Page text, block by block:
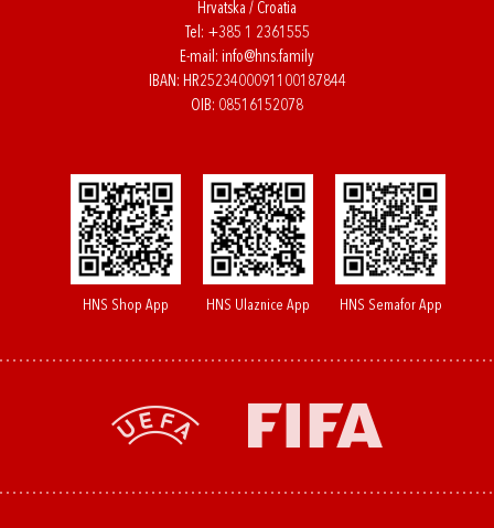
Hrvatska / Croatia
Tel: +385 1 2361555
E-mail: info@hns.family
IBAN: HR2523400091100187844
OIB: 08516152078
HNS Shop App HNS Ulaznice App HNS Semafor App